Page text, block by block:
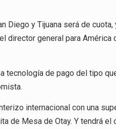
afiliada a Index en
con Estados Unidos alcanzó
(TFJA), a través
ha procesado la devolución
DINÁMICA
Diego y Tijuana será de
director general para América
tecnología de pago del tipo
internacional con una
de Mesa de Otay. Y tendrá